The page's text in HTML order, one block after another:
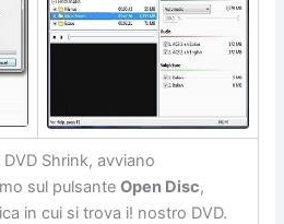
Shrink, avviano
sul pulsanteOpen Disc,
in cui si trova i! nostro DVD.